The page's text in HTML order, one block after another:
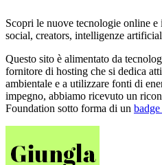
Scopri le nuove tecnologie online
social, creators, intelligenze
Questo sito è alimentato da
fornitore di hosting che si dedica
ambientale e a utilizzare fonti di
impegno, abbiamo ricevuto un
Foundation sotto forma di un